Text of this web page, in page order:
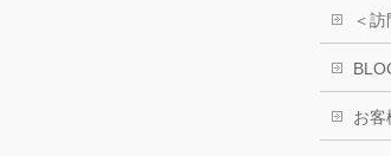
＜
お客